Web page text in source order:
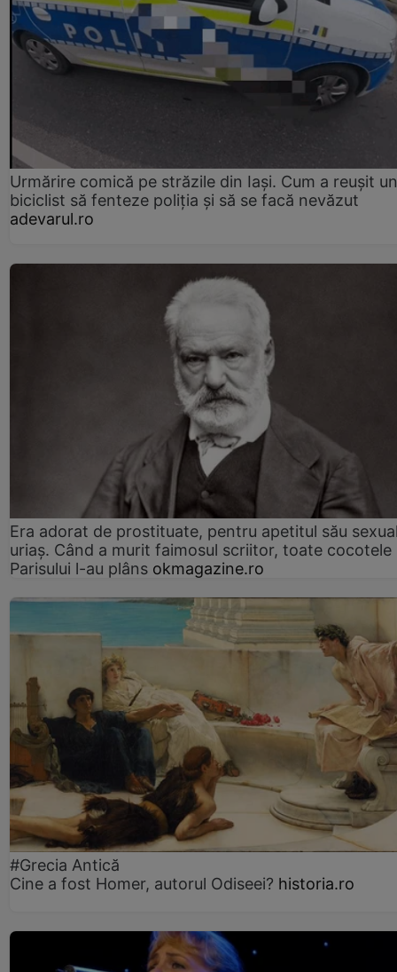
Urmărire comică pe străzile din Iași. Cum a reușit un
biciclist să fenteze poliția și să se facă nevăzut
adevarul.ro
Era adorat de prostituate, pentru apetitul său
uriaș. Când a murit faimosul scriitor, toate cocotele
Parisului l-au plâns okmagazine.ro
#Grecia Antică
Cine a fost Homer, autorul Odiseei? historia.ro